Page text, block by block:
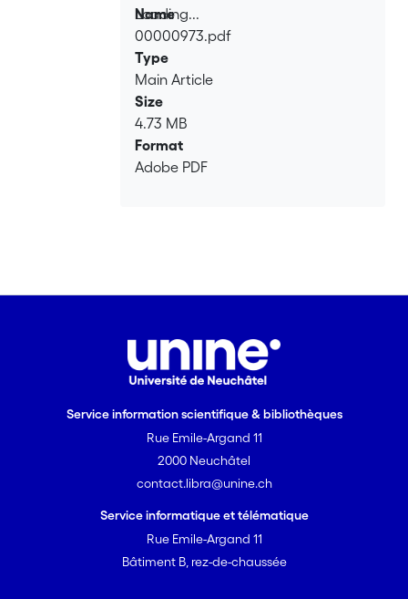
Loading...
Loading...
Name
00000973.pdf
Type
Main Article
Size
4.73 MB
Format
Adobe PDF
Service information scientifique & bibliothèques
Rue Emile-Argand 11
2000 Neuchâtel
contact.libra@unine.ch
Service informatique et télématique
Rue Emile-Argand 11
Bâtiment B, rez-de-chaussée